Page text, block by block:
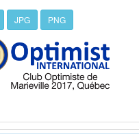
JPG PNG